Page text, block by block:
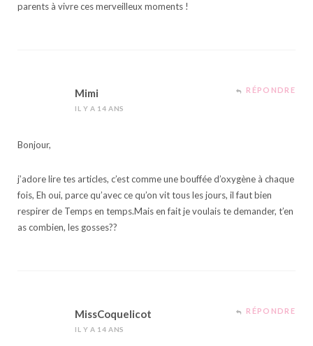
parents à vivre ces merveilleux moments !
Mimi
IL Y A 14 ANS
RÉPONDRE
Bonjour,
j’adore lire tes articles, c’est comme une bouffée d’oxygène à chaque
fois, Eh oui, parce qu’avec ce qu’on vit tous les jours, il faut bien
respirer de Temps en temps.Mais en fait je voulais te demander, t’en
as combien, les gosses??
MissCoquelicot
IL Y A 14 ANS
RÉPONDRE